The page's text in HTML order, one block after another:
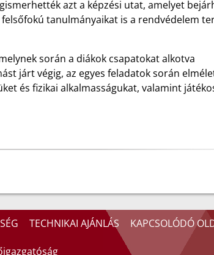
azt a képzési utat, amelyet
tanulmányaikat is a rendvédelem
során a diákok csapatokat alkotva
járt végig, az egyes feladatok során
és fizikai alkalmasságukat, valamint
TECHNIKAI AJÁNLÁS KAPCSOLÓDÓ